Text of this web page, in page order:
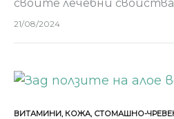
своите лечебни
приложения в областта
21/08/2024
ВИТАМИНИ, КОЖА, СТОМАШНО-